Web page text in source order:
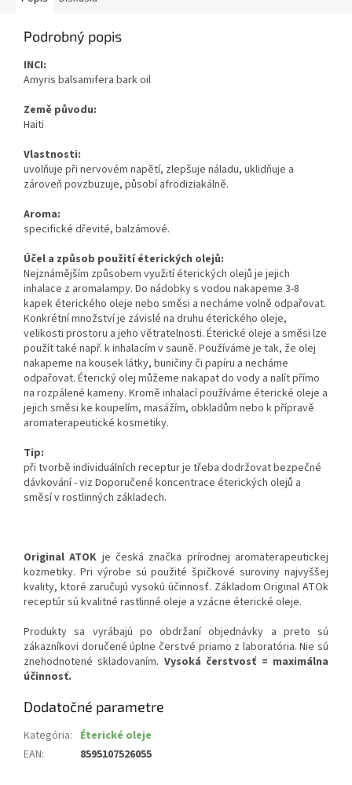
Podrobný popis
INCI:
Amyris balsamifera bark oil
Země původu:
Haiti
Vlastnosti:
uvolňuje při nervovém napětí, zlepšuje náladu, uklidňuje a
zároveň povzbuzuje, působí afrodiziakálně.
Aroma:
specifické dřevité, balzámové.
Účel a způsob použití éterických olejů:
Nejznámějším způsobem využití éterických olejů je jejich
inhalace z aromalampy. Do nádobky s vodou nakapeme 3-8
kapek éterického oleje nebo směsi a necháme volně odpařovat.
Konkrétní množství je závislé na druhu éterického oleje,
velikosti prostoru a jeho větratelnosti. Éterické oleje a směsi lze
použít také např. k inhalacím v sauně. Používáme je tak, že olej
nakapeme na kousek látky, buničiny či papíru a necháme
odpařovat. Éterický olej můžeme nakapat do vody a nalít přímo
na rozpálené kameny. Kromě inhalací používáme éterické oleje a
jejich směsi ke koupelím, masážím, obkladům nebo k přípravě
aromaterapeutické kosmetiky.
Tip:
při tvorbě individuálních receptur je třeba dodržovat bezpečné
dávkování - viz Doporučené koncentrace éterických olejů a
směsí v rostlinných základech.
Original ATOK je česká značka prírodnej aromaterapeutickej
kozmetiky. Pri výrobe sú použité špičkové suroviny najvyššej
kvality, ktoré zaručujú vysokú účinnosť. Základom Original ATOk
receptúr sú kvalitné rastlinné oleje a vzácne éterické oleje.
Produkty sa vyrábajú po obdržaní objednávky a preto sú
zákazníkovi doručené úplne čerstvé priamo z laboratória. Nie sú
znehodnotené skladovaním. Vysoká čerstvosť = maximálna
účinnosť.
Dodatočné parametre
Kategória: Éterické oleje
EAN: 8595107526055